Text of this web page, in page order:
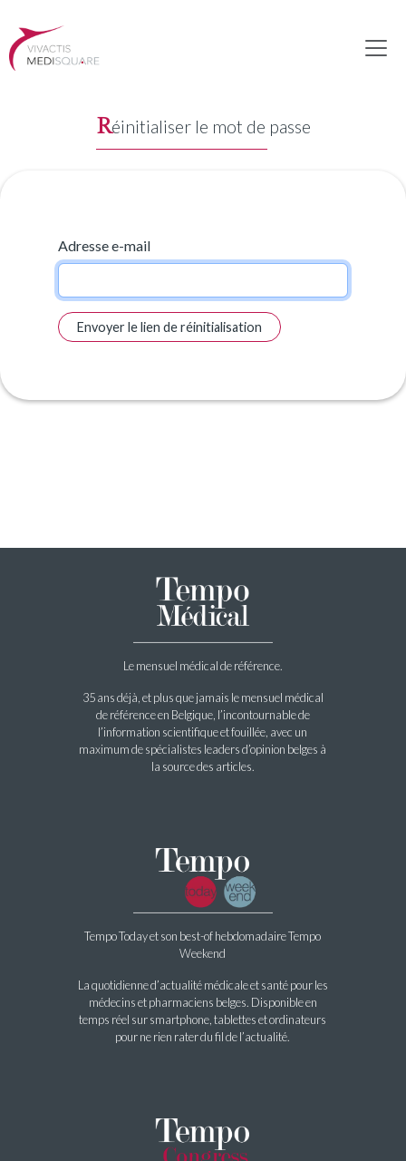
Réinitialiser le mot de passe
Adresse e-mail
Envoyer le lien de réinitialisation
Le mensuel médical de référence.
35 ans déjà, et plus que jamais le mensuel médical
de référence en Belgique, l’incontournable de
l’information scientifique et fouillée, avec un
maximum de spécialistes leaders d’opinion belges à
la source des articles.
Tempo Today et son best-of hebdomadaire Tempo
Weekend
La quotidienne d’actualité médicale et santé pour les
médecins et pharmaciens belges. Disponible en
temps réel sur smartphone, tablettes et ordinateurs
pour ne rien rater du fil de l’actualité.